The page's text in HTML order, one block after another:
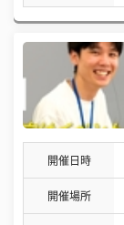
開催日時
開催場所